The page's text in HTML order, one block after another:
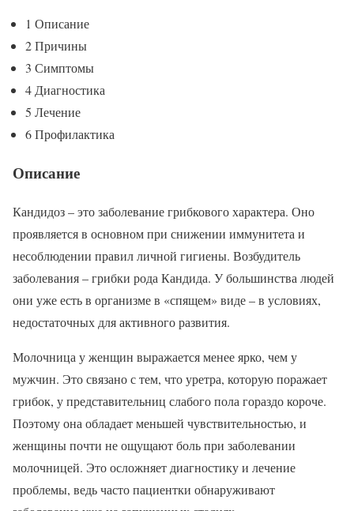
1 Описание
2 Причины
3 Симптомы
4 Диагностика
5 Лечение
6 Профилактика
Описание
Кандидоз – это заболевание грибкового характера. Оно
проявляется в основном при снижении иммунитета и
несоблюдении правил личной гигиены. Возбудитель
заболевания – грибки рода Кандида. У большинства людей
они уже есть в организме в «спящем» виде – в условиях,
недостаточных для активного развития.
Молочница у женщин выражается менее ярко, чем у
мужчин. Это связано с тем, что уретра, которую поражает
грибок, у представительниц слабого пола гораздо короче.
Поэтому она обладает меньшей чувствительностью, и
женщины почти не ощущают боль при заболевании
молочницей. Это осложняет диагностику и лечение
проблемы, ведь часто пациентки обнаруживают